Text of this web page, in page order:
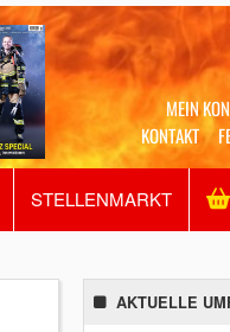
MEIN
KONTAKT
STELLENMARKTAlles
AKTUELLE